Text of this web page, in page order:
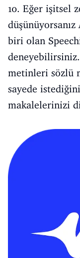
10. Eğer işitsel
biri olan
deneyebilirsiniz.
metinleri sözlü
sayede
makalelerinizi